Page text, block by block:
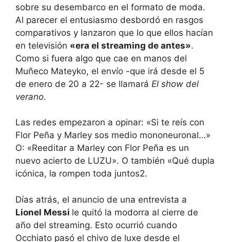
sobre su desembarco en el formato de moda.
Al parecer el entusiasmo desbordó en rasgos
comparativos y lanzaron que lo que ellos hacían
en televisión «era el streaming de antes».
Como si fuera algo que cae en manos del
Muñeco Mateyko, el envío -que irá desde el 5
de enero de 20 a 22- se llamará El show del
verano.
Las redes empezaron a opinar: «Si te reís con
Flor Peña y Marley sos medio mononeuronal…»
O: «Reeditar a Marley con Flor Peña es un
nuevo acierto de LUZU». O también «Qué dupla
icónica, la rompen toda juntos2.
Días atrás, el anuncio de una entrevista a
Lionel Messi le quitó la modorra al cierre de
año del streaming. Esto ocurrió cuando
Occhiato pasó el chivo de luxe desde el